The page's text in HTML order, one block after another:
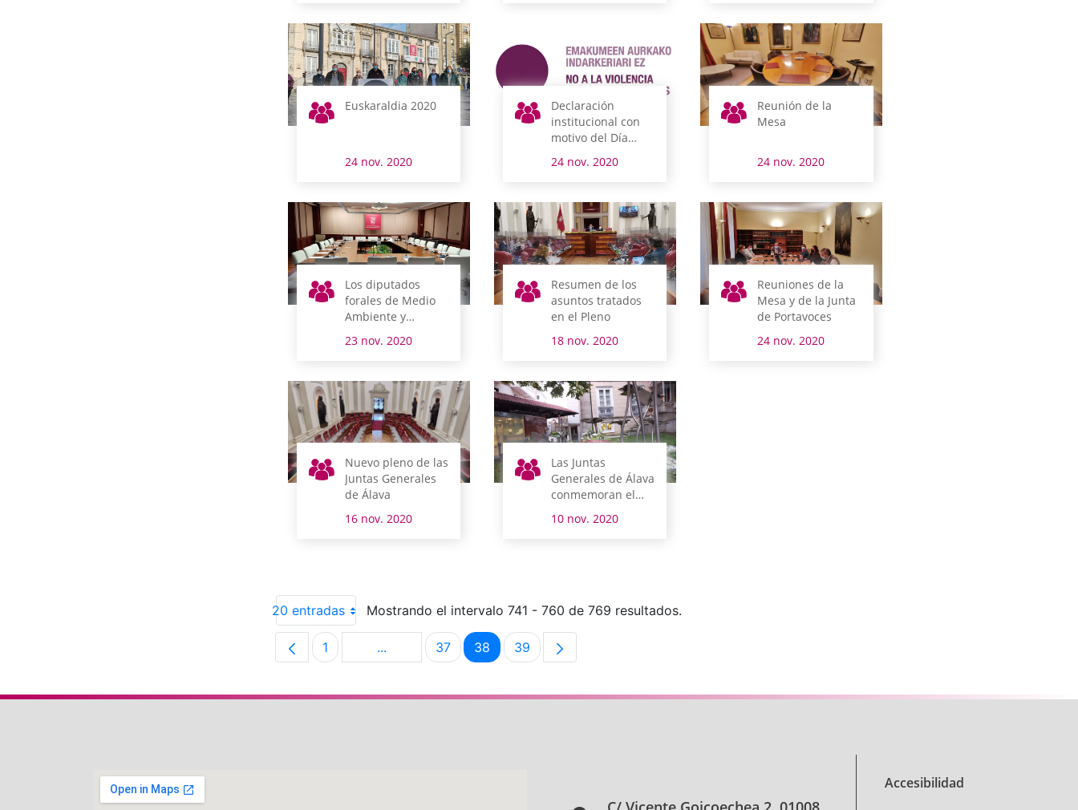
Euskaraldia 2020
24 nov. 2020
Declaración
institucional con
motivo del Día
la Eliminación de
la Mujer
24 nov. 2020
Reunión de la
Mesa
24 nov. 2020
Los diputados
forales de Medio
Ambiente y
Políticas Sociales y
comparecen esta
semana en
comisión
23 nov. 2020
Resumen de los
asuntos tratados
en el Pleno
18 nov. 2020
Reuniones de la
Mesa y de la Junta
de Portavoces
24 nov. 2020
Nuevo pleno de las
Juntas Generales
de Álava
16 nov. 2020
Las Juntas
Generales de Álava
conmemoran el
10 nov. 2020
20 entradas Mostrando el intervalo 741 - 760 de 769 resultados.
Página
1 ...Páginas intermedias Use TAB para desplazarse.
Página
37 Página
38 Página
39
Accesibilidad